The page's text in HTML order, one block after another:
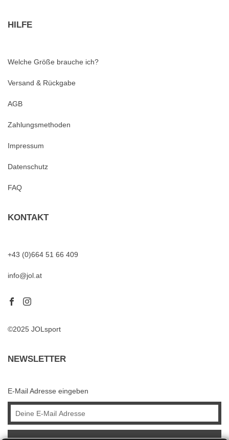
HILFE
Welche Größe brauche ich?
Versand & Rückgabe
AGB
Zahlungsmethoden
Impressum
Datenschutz
FAQ
KONTAKT
+43 (0)664 51 66 409
info@jol.at
©2025 JOLsport
NEWSLETTER
E-Mail Adresse eingeben